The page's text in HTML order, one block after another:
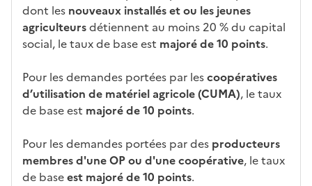
dont les nouveaux installés et ou les jeunes
agriculteursdétiennent au moins 20 % du capital
social, le taux de base est majoré de 10 points.
Pour les demandes portées par lescoopératives
d’utilisation de matériel agricole (CUMA), le taux
de base est majoré de 10 points.
Pour les demandes portées par des producteurs
membres d'une OP ou d'une coopérative, le taux
de baseest majoré de 10 points.